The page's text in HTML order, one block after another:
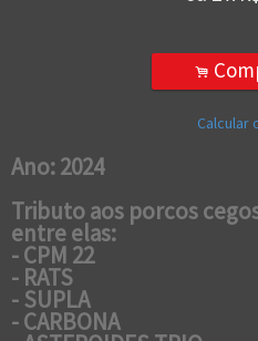
.
Calcular
Ano: 2024
Tributo aos porcos
entre elas:
- CPM 22
- RATS
- SUPLA
- CARBONA